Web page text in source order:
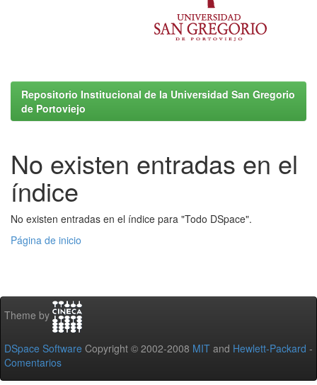
Repositorio Institucional de la Universidad San Gregorio
de Portoviejo
No existen entradas en el
índice
No existen entradas en el índice para "Todo DSpace".
Página de inicio
Theme by
DSpace Software Copyright © 2002-2008 MIT and Hewlett-Packard -
Comentarios